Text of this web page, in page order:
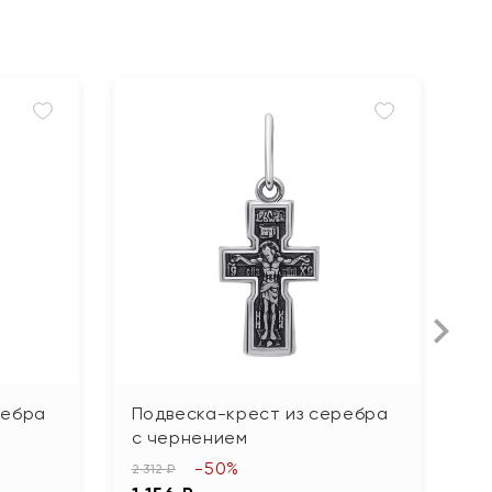
Подвеска-крест из серебра
с чернением
2 312 ₽ -50%